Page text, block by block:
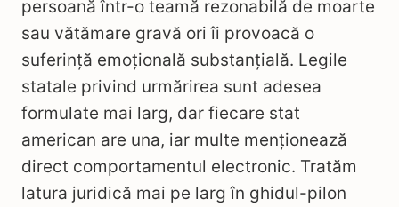
persoană într-o teamă rezonabilă de moarte
sau vătămare gravă ori îi provoacă o
suferință emoțională substanțială. Legile
statale privind urmărirea sunt adesea
formulate mai larg, dar fiecare stat
american are una, iar multe menționează
direct comportamentul electronic. Tratăm
latura juridică mai pe larg în ghidul-pilon